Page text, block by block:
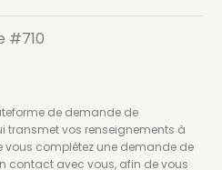
#710
de demande de
transmet vos renseignements à
vous complétez une demande de
contact avec vous, afin de vous